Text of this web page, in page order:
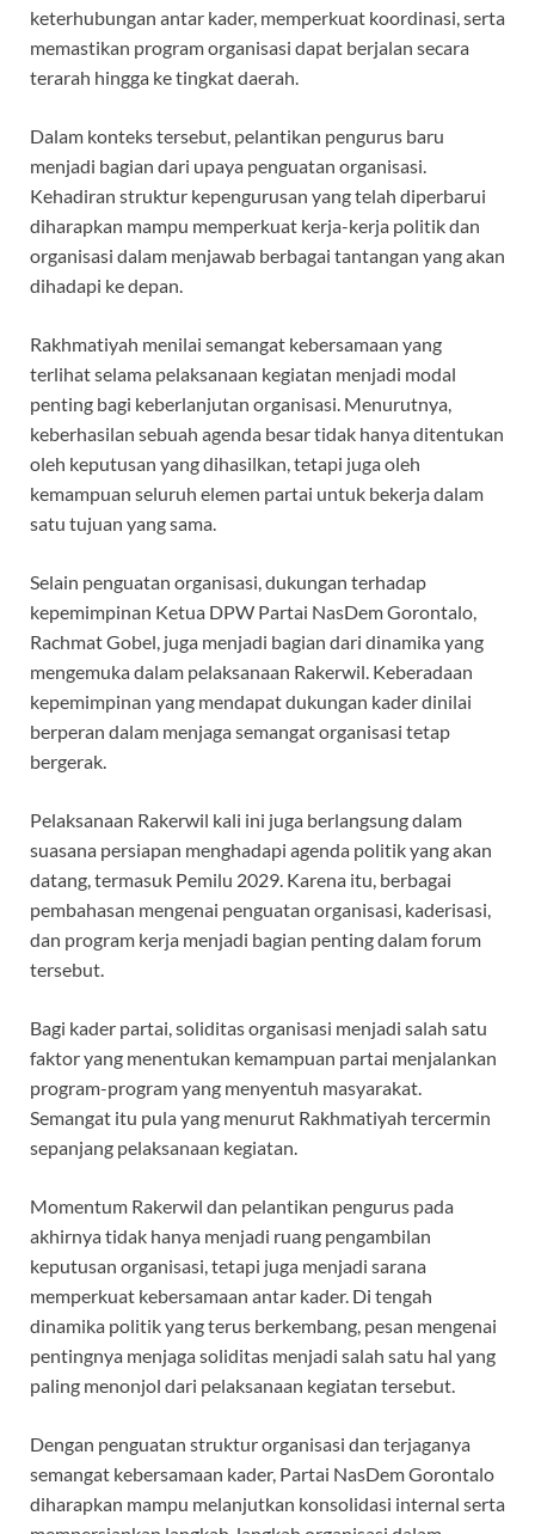
keterhubungan antar kader, memperkuat koordinasi, serta
memastikan program organisasi dapat berjalan secara
terarah hingga ke tingkat daerah.
Dalam konteks tersebut, pelantikan pengurus baru
menjadi bagian dari upaya penguatan organisasi.
Kehadiran struktur kepengurusan yang telah diperbarui
diharapkan mampu memperkuat kerja-kerja politik dan
organisasi dalam menjawab berbagai tantangan yang akan
dihadapi ke depan.
Rakhmatiyah menilai semangat kebersamaan yang
terlihat selama pelaksanaan kegiatan menjadi modal
penting bagi keberlanjutan organisasi. Menurutnya,
keberhasilan sebuah agenda besar tidak hanya ditentukan
oleh keputusan yang dihasilkan, tetapi juga oleh
kemampuan seluruh elemen partai untuk bekerja dalam
satu tujuan yang sama.
Selain penguatan organisasi, dukungan terhadap
kepemimpinan Ketua DPW Partai NasDem Gorontalo,
Rachmat Gobel, juga menjadi bagian dari dinamika yang
mengemuka dalam pelaksanaan Rakerwil. Keberadaan
kepemimpinan yang mendapat dukungan kader dinilai
berperan dalam menjaga semangat organisasi tetap
bergerak.
Pelaksanaan Rakerwil kali ini juga berlangsung dalam
suasana persiapan menghadapi agenda politik yang akan
datang, termasuk Pemilu 2029. Karena itu, berbagai
pembahasan mengenai penguatan organisasi, kaderisasi,
dan program kerja menjadi bagian penting dalam forum
tersebut.
Bagi kader partai, soliditas organisasi menjadi salah satu
faktor yang menentukan kemampuan partai menjalankan
program-program yang menyentuh masyarakat.
Semangat itu pula yang menurut Rakhmatiyah tercermin
sepanjang pelaksanaan kegiatan.
Momentum Rakerwil dan pelantikan pengurus pada
akhirnya tidak hanya menjadi ruang pengambilan
keputusan organisasi, tetapi juga menjadi sarana
memperkuat kebersamaan antar kader. Di tengah
dinamika politik yang terus berkembang, pesan mengenai
pentingnya menjaga soliditas menjadi salah satu hal yang
paling menonjol dari pelaksanaan kegiatan tersebut.
Dengan penguatan struktur organisasi dan terjaganya
semangat kebersamaan kader, Partai NasDem Gorontalo
diharapkan mampu melanjutkan konsolidasi internal serta